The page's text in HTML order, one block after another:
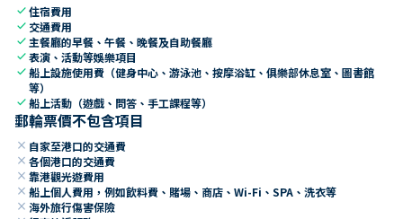
check住宿費用
check 交通費用
check 主餐廳的早餐、午餐、晚餐及自助餐廳
check表演、活動等娛樂項目
check船上設施使用費（健身中心、游泳池、按摩浴缸、俱樂部休息室、圖書館
等）
check船上活動（遊戲、問答、手工課程等）
郵輪票價不包含項目
close 自家至港口的交通費
close 各個港口的交通費
close 靠港觀光遊費用
close 船上個人費用，例如飲料費、賭場、商店、Wi-Fi、SPA、洗衣等
close 海外旅行傷害保險